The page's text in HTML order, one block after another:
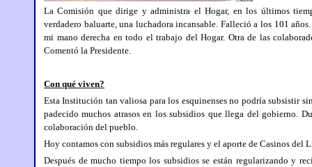
La Comisión que dirige y administra el Hogar, en los últimos
verdadero baluarte, una luchadora incansable. Falleció a los 101
mi mano derecha en todo el trabajo del Hogar. Otra de las
Comentó la Presidente.
Con qué viven?
Esta Institución tan valiosa para los esquinenses no podría subsistir
padecido muchos atrasos en los subsidios que llega del gobierno.
colaboración del pueblo.
Hoy contamos con subsidios más regulares y el aporte de Casinos del
Después de mucho tiempo los subsidios se están regularizando y